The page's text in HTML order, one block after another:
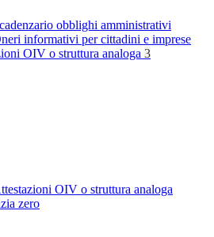
obblighi amministrativi
informativi per cittadini e imprese
OIV o struttura analoga 3
OIV o struttura analoga
zero